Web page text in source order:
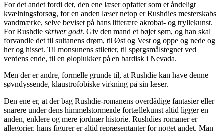
For det andet fordi det, den ene læser opfatter som et åndeligt
kvælningsforsøg, for en anden læser netop er Rushdies mesterskabs
vandmærke, selve beviset på hans litterære akrobat- og tryllekunst.
For Rushdie skriver godt. Giv den mand et bøjet søm, og han skal
forvandle det til sultanens drøm, til Øst og Vest og oppe og nede og
her og hisset. Til monsunens stiletter, til spørgsmålstegnet ved
verdens ende, til en øloplukker på en bardisk i Nevada.
Men der er andre, formelle grunde til, at Rushdie kan have denne
søvndyssende, klaustrofobiske virkning på sin læser.
Den ene er, at der bag Rushdie-romanens overdådige fantasier eller
snarere under dens himmelstormende fortællekunst altid ligger en
anden, enklere og mere jordnær historie. Rushdies romaner er
allegorier, hans figurer er altid repræsentanter for noget andet. Man